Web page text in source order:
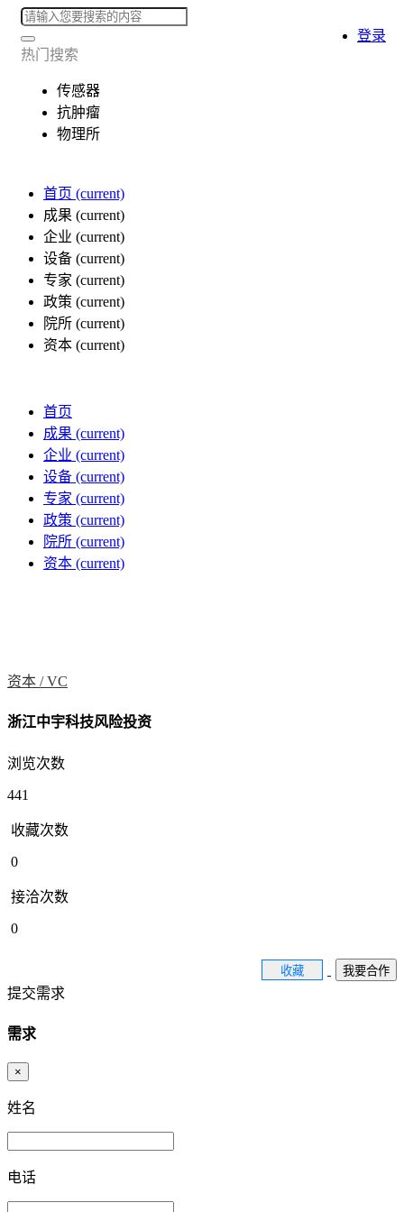
热门搜索
传感器
抗肿瘤
物理所
首页 (current)
成果 (current)
企业 (current)
设备 (current)
专家 (current)
政策 (current)
院所 (current)
资本 (current)
登录
首页
成果 (current)
企业 (current)
设备 (current)
专家 (current)
政策 (current)
院所 (current)
资本 (current)
资本 /VC
浙江中宇科技风险投资
浏览次数
441
收藏次数
0
接洽次数
0
收藏 我要合作
提交需求
需求
×
姓名
电话